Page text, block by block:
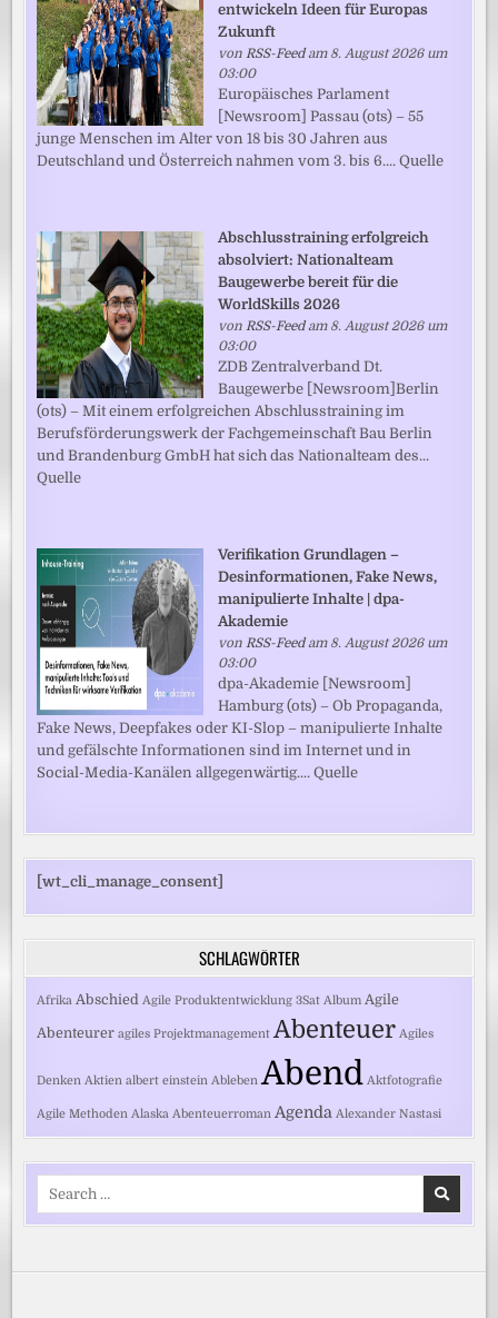
entwickeln Ideen für Europas
Zukunft
vonRSS-Feedam 8. August 2026 um
03:00
Europäisches Parlament
[Newsroom] Passau (ots) – 55
junge Menschen im Alter von 18 bis 30 Jahren aus
Deutschland und Österreich nahmen vom 3. bis 6.... Quelle
Abschlusstraining erfolgreich
absolviert: Nationalteam
Baugewerbe bereit für die
WorldSkills 2026
vonRSS-Feedam 8. August 2026 um
03:00
ZDB Zentralverband Dt.
Baugewerbe [Newsroom]Berlin
(ots) – Mit einem erfolgreichen Abschlusstraining im
Berufsförderungswerk der Fachgemeinschaft Bau Berlin
und Brandenburg GmbH hat sich das Nationalteam des...
Quelle
Verifikation Grundlagen –
Desinformationen, Fake News,
manipulierte Inhalte | dpa-
Akademie
vonRSS-Feedam 8. August 2026 um
03:00
dpa-Akademie [Newsroom]
Hamburg (ots) – Ob Propaganda,
Fake News, Deepfakes oder KI-Slop – manipulierte Inhalte
und gefälschte Informationen sind im Internet und in
Social-Media-Kanälen allgegenwärtig.... Quelle
[wt_cli_manage_consent]
SCHLAGWÖRTER
Afrika Abschied Agile Produktentwicklung 3Sat Album Agile
Abenteurer agiles Projektmanagement Abenteuer Agiles
Denken Aktien albert einstein Ableben Abend Aktfotografie
Agile Methoden Alaska Abenteuerroman Agenda Alexander Nastasi
Search